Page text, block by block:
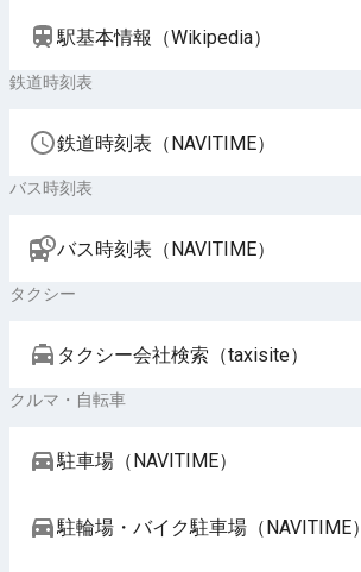
駅基本情報（Wikipedia）
鉄道時刻表
鉄道時刻表（NAVITIME）
バス時刻表
バス時刻表（NAVITIME）
タクシー
タクシー会社検索（taxisite）
クルマ・自転車
駐車場（NAVITIME）
駐輪場・バイク駐車場（NAVITIME）